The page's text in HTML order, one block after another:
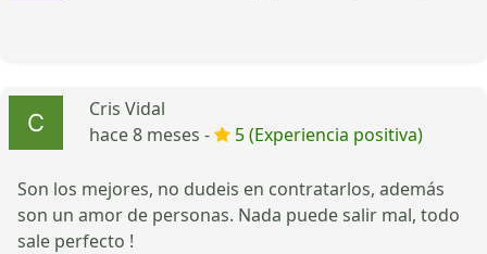
Cris Vidal
hace 8 meses -
5 (Experiencia positiva)
Son los mejores, no dudeis en contratarlos, además
son un amor de personas. Nada puede salir mal, todo
sale perfecto !